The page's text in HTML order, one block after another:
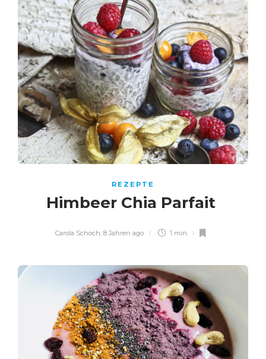
REZEPTE
Himbeer Chia Parfait
Carola Schoch, 8 Jahren ago 1 min